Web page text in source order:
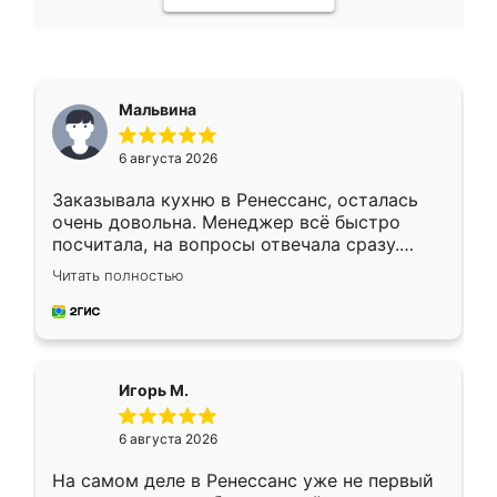
Мальвина
6 августа 2026
Заказывала кухню в Ренессанс, осталась
очень довольна. Менеджер всё быстро
посчитала, на вопросы отвечала сразу.
Замерщик приехал в субботу, подошёл к
делу со всей ответственностью. Собрали
за день, ребята работали аккуратно, даже
Читать полностью
Игорь М.
6 августа 2026
На самом деле в Ренессанс уже не первый